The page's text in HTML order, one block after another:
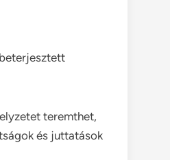
teremthet,
és juttatások